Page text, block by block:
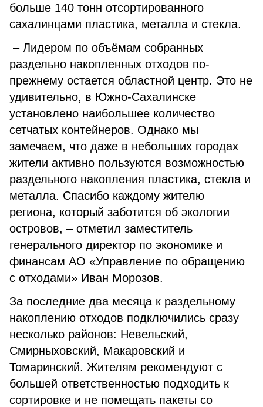
больше 140 тонн отсортированного
сахалинцами пластика, металла и стекла.
– Лидером по объёмам собранных
раздельно накопленных отходов по-
прежнему остается областной центр. Это не
удивительно, в Южно-Сахалинске
установлено наибольшее количество
сетчатых контейнеров. Однако мы
замечаем, что даже в небольших городах
жители активно пользуются возможностью
раздельного накопления пластика, стекла и
металла. Спасибо каждому жителю
региона, который заботится об экологии
островов, – отметил заместитель
генерального директор по экономике и
финансам АО «Управление по обращению
с отходами» Иван Морозов.
За последние два месяца к раздельному
накоплению отходов подключились сразу
несколько районов: Невельский,
Смирныховский, Макаровский и
Томаринский. Жителям рекомендуют с
большей ответственностью подходить к
сортировке и не помещать пакеты со